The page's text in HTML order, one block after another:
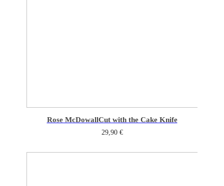
Rose McDowallCut with the Cake Knife
29,90 €